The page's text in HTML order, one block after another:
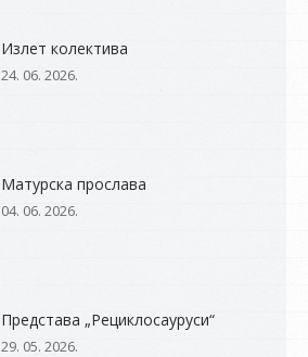
Излет колектива
24. 06. 2026.
Матурска прослава
04. 06. 2026.
Представа „Рециклосауруси“
29. 05. 2026.